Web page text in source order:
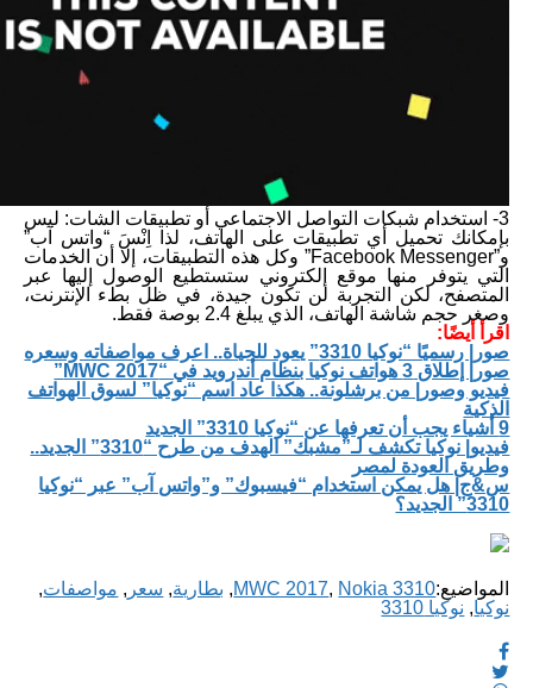
3- استخدام شبكات التواصل الاجتماعي أو تطبيقات الشات: ليس
بإمكانك تحميل أي تطبيقات على الهاتف، لذا اِنْسَ “واتس آب”
و”Facebook Messenger” وكل هذه التطبيقات، إلا أن الخدمات
التي يتوفر منها موقع إلكتروني ستستطيع الوصول إليها عبر
المتصفح، لكن التجربة لن تكون جيدة، في ظل بطء الإنترنت،
وصغر حجم شاشة الهاتف، الذي يبلغ 2.4 بوصة فقط.
اقرأ أيضًا:
صور| رسميًا “نوكيا 3310” يعود للحياة.. اعرف مواصفاته وسعره
صور| إطلاق 3 هواتف نوكيا بنظام أندرويد في “MWC 2017”
فيديو وصور| من برشلونة.. هكذا عاد اسم “نوكيا” لسوق الهواتف
الذكية
9 أشياء يجب أن تعرفها عن “نوكيا 3310” الجديد
فيديو| نوكيا تكشف لـ”مشبك” الهدف من طرح “3310” الجديد..
وطريق العودة لمصر
س&ج| هل يمكن استخدام “فيسبوك” و”واتس آب” عبر “نوكيا
3310” الجديد؟
المواضيع: MWC 2017, Nokia 3310
, بطارية, سعر , مواصفات,
نوكيا, نوكيا 3310